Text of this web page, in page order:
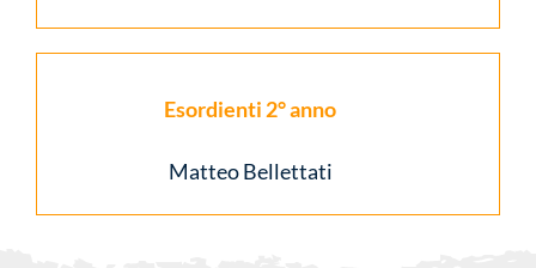
Esordienti 2° anno
Matteo Bellettati